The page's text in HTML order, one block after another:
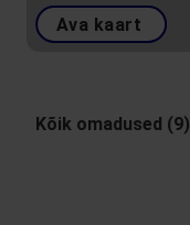
Ava kaart
Kõik omadused (9)